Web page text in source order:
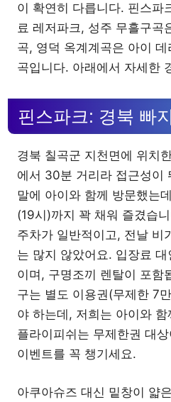
이 확연히 다릅니다. 핀스파
료 레저파크, 성주 무흘구곡
곡, 영덕 옥계계곡은 아이
곡입니다. 아래에서 자세한
핀스파크: 경북 빠
경북 칠곡군 지천면에 위치
에서 30분 거리라 접근성이
말에 아이와 함께 방문했는
(19시)까지 꽉 채워 즐겼습
주차가 일반적이고, 전날 비
는 많지 않았어요. 입장료
이며, 구명조끼 렌탈이 포함
구는 별도 이용권(무제한 7
야 하는데, 저희는 아이와
플라이피쉬는 무제한권 대
이벤트를 꼭 챙기세요.
아쿠아슈즈 대신 밑창이 얇